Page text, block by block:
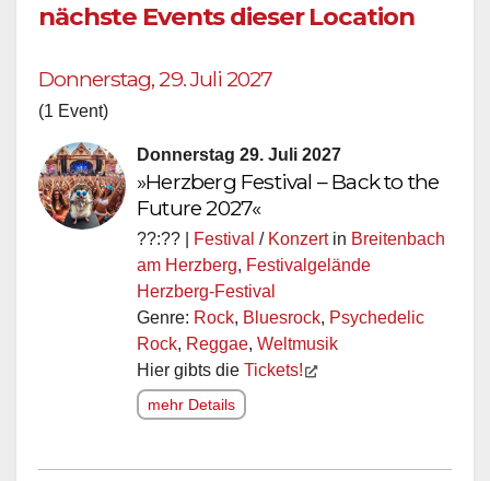
nächste Events dieser Location
Donnerstag, 29. Juli 2027
(1 Event)
Donnerstag 29. Juli 2027
»Herzberg Festival – Back to the
Future 2027«
??:?? | Festival / Konzertin Breitenbach
am Herzberg, Festivalgelände
Herzberg-Festival
Genre: Rock, Bluesrock, Psychedelic
Rock, Reggae, Weltmusik
Hier gibts die Tickets!
mehr Details